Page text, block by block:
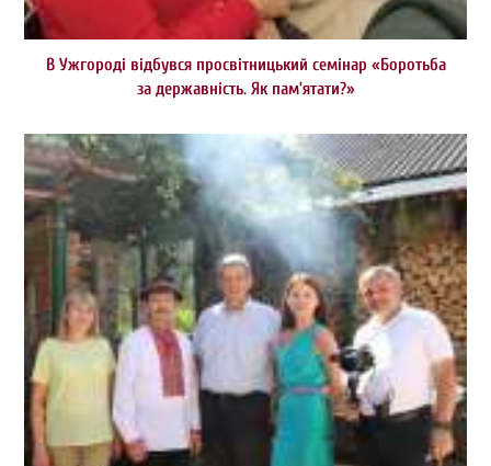
В Ужгороді відбувся просвітницький семінар «Боротьба
за державність. Як пам’ятати?»